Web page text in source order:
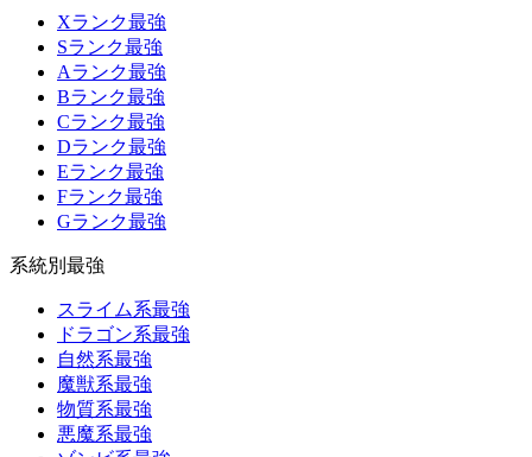
Xランク最強
Sランク最強
Aランク最強
Bランク最強
Cランク最強
Dランク最強
Eランク最強
Fランク最強
Gランク最強
系統別最強
スライム系最強
ドラゴン系最強
自然系最強
魔獣系最強
物質系最強
悪魔系最強